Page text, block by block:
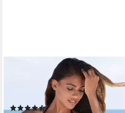
Bügel-Bandeau-Bikini-Top, im
(249)